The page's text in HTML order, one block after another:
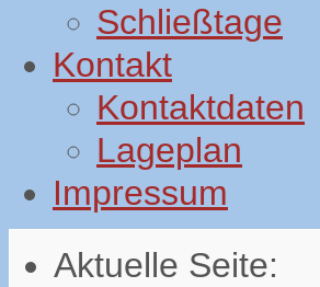
Schließtage
Kontakt
Kontaktdaten
Lageplan
Impressum
Aktuelle Seite: